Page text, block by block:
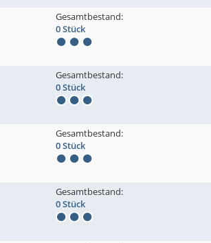
Gesamtbestand:
0 Stück
Gesamtbestand:
0 Stück
Gesamtbestand:
0 Stück
Gesamtbestand:
0 Stück